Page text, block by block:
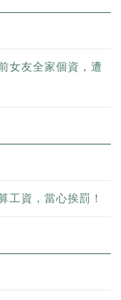
女友全家個資，遭
工資，當心挨罰！